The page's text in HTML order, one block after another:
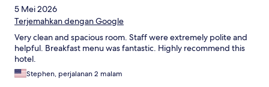
5 Mei 2026
Terjemahkan dengan Google
Very clean and spacious room. Staff were extremely polite and
helpful. Breakfast menu was fantastic. Highly recommend this
hotel.
Stephen, perjalanan 2 malam